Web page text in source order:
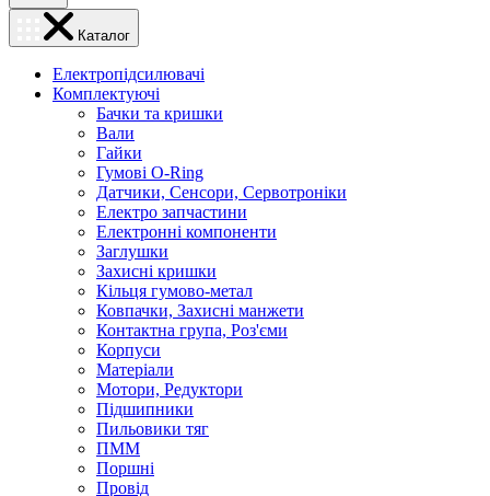
Каталог
Електропідсилювачі
Комплектуючі
Бачки та кришки
Вали
Гайки
Гумові O-Ring
Датчики, Сенсори, Сервотроніки
Електро запчастини
Електронні компоненти
Заглушки
Захисні кришки
Кільця гумово-метал
Ковпачки, Захисні манжети
Контактна група, Роз'єми
Корпуси
Матеріали
Мотори, Редуктори
Підшипники
Пильовики тяг
ПММ
Поршні
Провід